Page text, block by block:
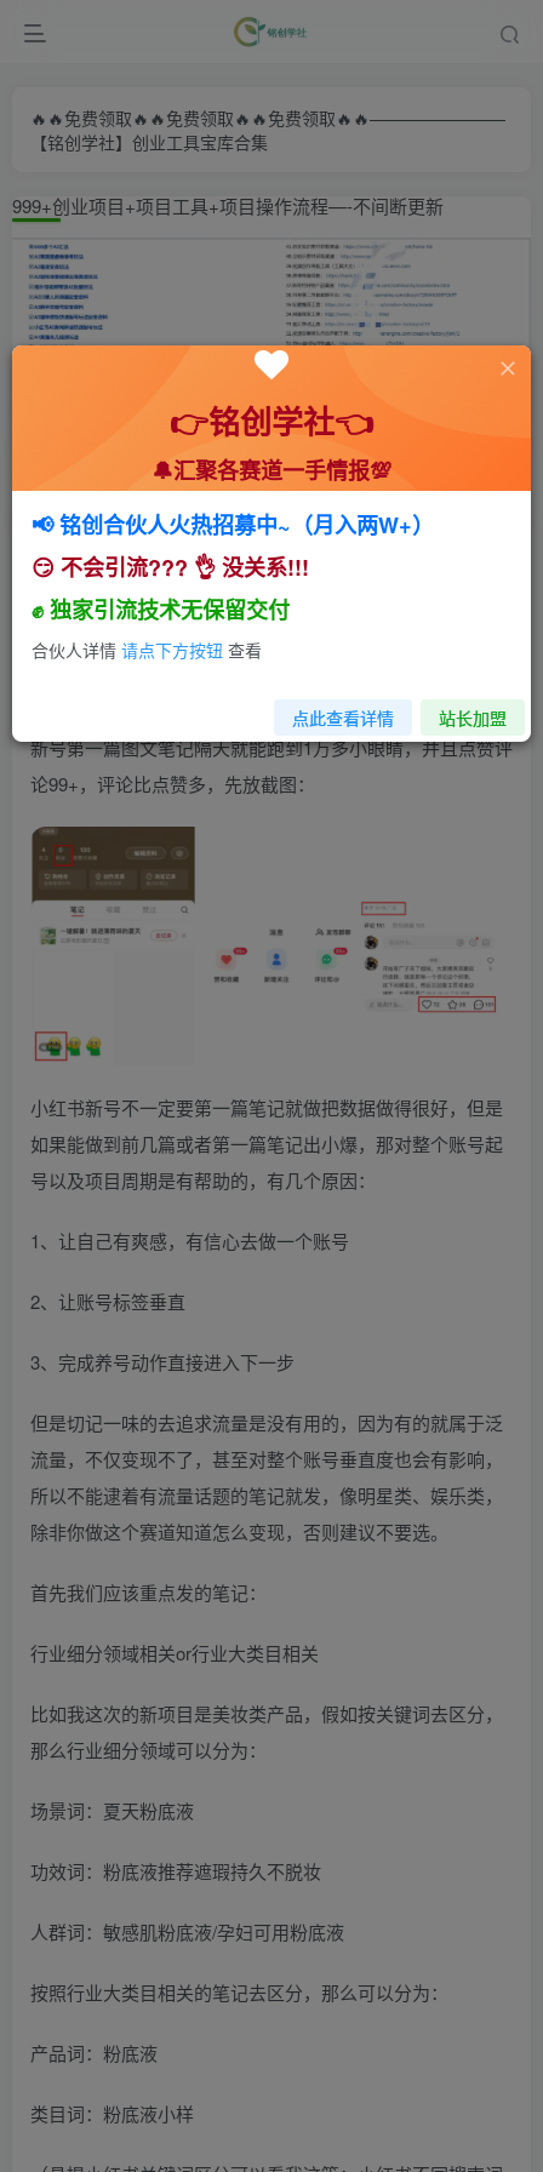
🔥🔥免费领取🔥🔥免费领取🔥🔥免费领取🔥🔥————————
【铭创学社】创业工具宝库合集
999+创业项目+项目工具+项目操作流程—-不间断更新
首页 🍻会员专享 💥实战拆解 正文
小红书新号如何第一篇笔记就出99+❤️【实操经
验】
小助手
221 87
新号第一篇图文笔记隔天就能跑到1万多小眼睛，并且点赞评
论99+，评论比点赞多，先放截图：
小红书新号不一定要第一篇笔记就做把数据做得很好，但是
如果能做到前几篇或者第一篇笔记出小爆，那对整个账号起
号以及项目周期是有帮助的，有几个原因：
1、让自己有爽感，有信心去做一个账号
2、让账号标签垂直
3、完成养号动作直接进入下一步
但是切记一味的去追求流量是没有用的，因为有的就属于泛
流量，不仅变现不了，甚至对整个账号垂直度也会有影响，
所以不能逮着有流量话题的笔记就发，像明星类、娱乐类，
除非你做这个赛道知道怎么变现，否则建议不要选。
首先我们应该重点发的笔记：
行业细分领域相关or行业大类目相关
比如我这次的新项目是美妆类产品，假如按关键词去区分，
那么行业细分领域可以分为：
场景词：夏天粉底液
功效词：粉底液推荐遮瑕持久不脱妆
人群词：敏感肌粉底液/孕妇可用粉底液
按照行业大类目相关的笔记去区分，那么可以分为：
产品词：粉底液
类目词：粉底液小样
👉铭创学社👈
🔔汇聚各赛道一手情报💯
📢 铭创合伙人火热招募中~（月入两W+）
😏 不会引流??? 👌 没关系!!!
✊ 独家引流技术无保留交付
合伙人详情 请点下方按钮 查看
点此查看详情 站长加盟